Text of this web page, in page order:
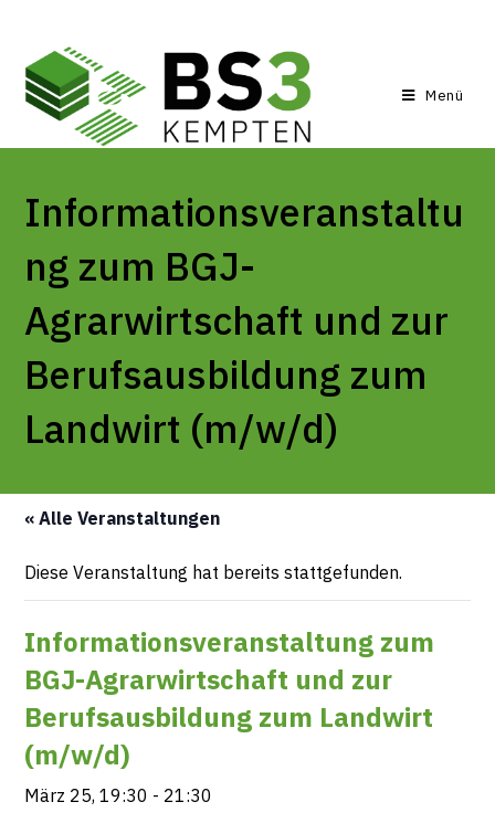
Menü
Informationsveranstaltu
ng zum BGJ-
Agrarwirtschaft und zur
Berufsausbildung zum
Landwirt (m/w/d)
« Alle Veranstaltungen
Diese Veranstaltung hat bereits stattgefunden.
Informationsveranstaltung zum
BGJ-Agrarwirtschaft und zur
Berufsausbildung zum Landwirt
(m/w/d)
März 25, 19:30 - 21:30